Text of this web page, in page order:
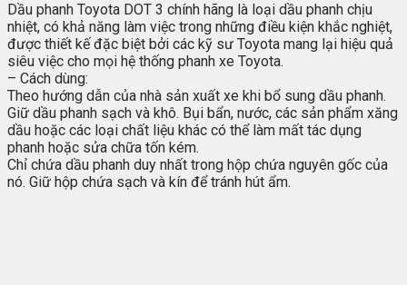
Dầu phanh Toyota DOT 3 chính hãng là loại dầu phanh chịu
nhiệt, có khả năng làm việc trong những điều kiện khắc nghiệt,
được thiết kế đặc biệt bởi các kỹ sư Toyota mang lại hiệu quả
siêu việc cho mọi hệ thống phanh xe Toyota.
– Cách dùng:
Theo hướng dẫn của nhà sản xuất xe khi bổ sung dầu phanh.
Giữ dầu phanh sạch và khô. Bụi bẩn, nước, các sản phẩm xăng
dầu hoặc các loại chất liệu khác có thể làm mất tác dụng
phanh hoặc sửa chữa tốn kém.
Chỉ chứa dầu phanh duy nhất trong hộp chứa nguyên gốc của
nó. Giữ hộp chứa sạch và kín để tránh hút ẩm.